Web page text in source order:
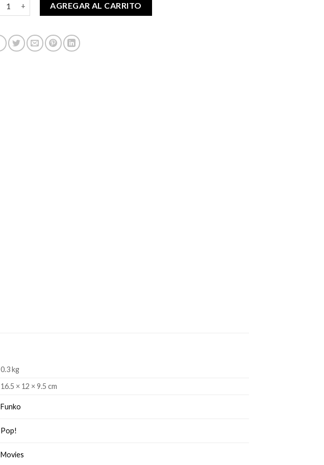
AGREGAR AL CARRITO
0.3 kg
16.5 × 12 × 9.5 cm
Funko
Pop!
Movies